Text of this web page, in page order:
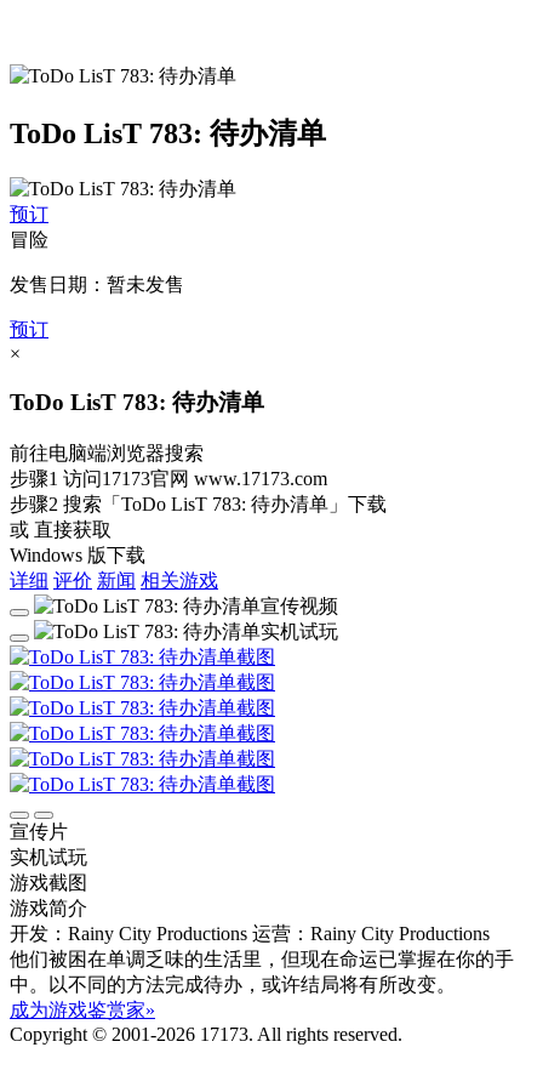
ToDo LisT 783: 待办清单
预订
冒险
发售日期：暂未发售
预订
×
ToDo LisT 783: 待办清单
前往电脑端浏览器搜索
步骤1 访问17173官网 www.17173.com
步骤2 搜索 「ToDo LisT 783: 待办清单」 下载
或 直接获取
Windows 版下载
详细 评价 新闻 相关游戏
宣传片
实机试玩
游戏截图
游戏简介
开发：Rainy City Productions 运营：Rainy City Productions
他们被困在单调乏味的生活里，但现在命运已掌握在你的手
中。以不同的方法完成待办，或许结局将有所改变。
成为游戏鉴赏家»
Copyright © 2001-2026 17173. All rights reserved.